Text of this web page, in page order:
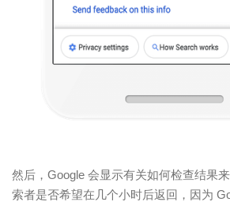
然后，Google 会显示有关如何检查结果
索者是否希望在几个小时后返回，因为